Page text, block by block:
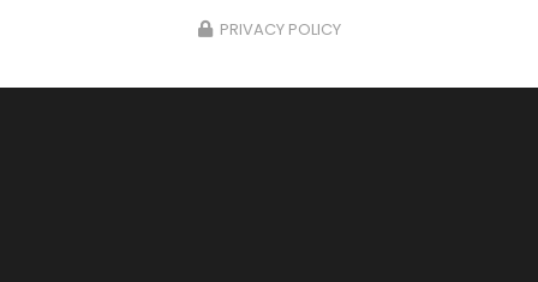
PRIVACY POLICY